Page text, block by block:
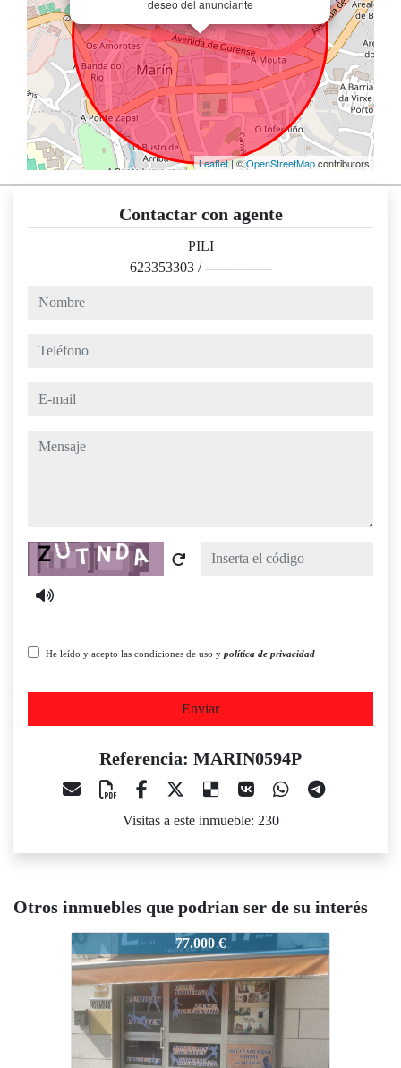
deseo del anunciante
Leaflet| ©OpenStreetMapcontributors
Contactar con agente
PILI
623353303 /---------------
nombre
teléfono
e-mail
mensaje
Captcha
He leído y acepto las condiciones de uso y política de privacidad
Enviar
Referencia: MARIN0594P
Visitas a este inmueble: 230
Otros inmuebles que podrían ser de su interés
MARIN0594P 77.000 €
MARIN0594P 30.000 €